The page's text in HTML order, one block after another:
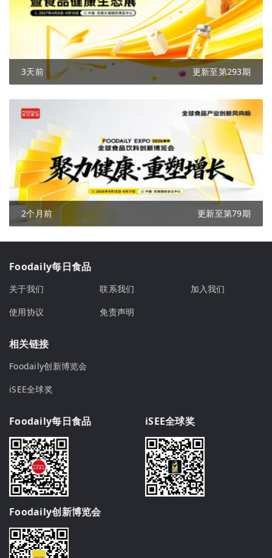
3天前 更新至第293期
2个月前 更新至第79期
Foodaily每日食品
关于我们 联系我们
加入我们
使用协议
免责声明
相关链接
Foodaily创新博览会
iSEE全球奖
Foodaily每日食品 iSEE全球奖
Foodaily创新博览会